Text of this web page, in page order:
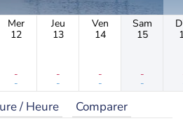
Mer
12
-
-
Jeu
13
-
-
Ven
14
-
-
Sam
15
-
-
/ Heure Comparer